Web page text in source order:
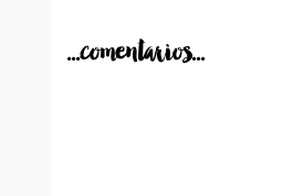
...comentarios...